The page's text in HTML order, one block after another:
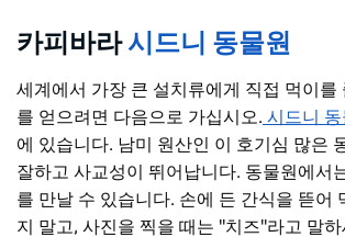
카피바라시드니 동물원
세계에서 가장 큰 설치류에게 직접 먹이를
를 얻으려면 다음으로 가십시오. 시드니 동
에 있습니다. 남미 원산인 이 호기심 많은
잘하고 사교성이 뛰어납니다. 동물원에서
를 만날 수 있습니다. 손에 든 간식을 뜯어
지 말고, 사진을 찍을 때는 "치즈"라고 말하